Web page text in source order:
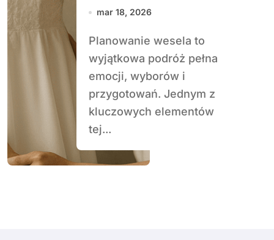
mar 18, 2026
Planowanie wesela to
wyjątkowa podróż pełna
emocji, wyborów i
przygotowań. Jednym z
kluczowych elementów
tej...